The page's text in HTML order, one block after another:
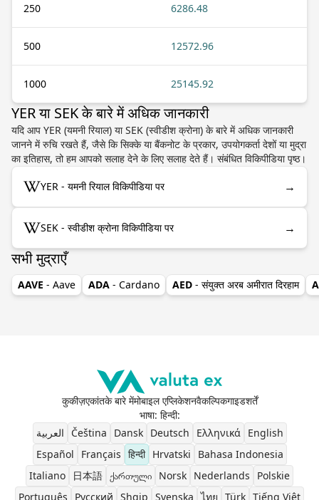
250 6286.48
500 12572.96
1000 25145.92
YER या SEK के बारे में अधिक जानकारी
यदि आप YER (यमनी रियाल) या SEK (स्वीडीश क्रोना) के बारे में अधिक जानकारी
जानने में रुचि रखते हैं, जैसे कि सिक्के या बैंकनोट के प्रकार, उपयोगकर्ता देशों या मुद्रा
का इतिहास, तो हम आपको सलाह देने के लिए सलाह देते हैं। संबंधित विकिपीडिया पृष्ठ।
YER - यमनी रियाल विकिपीडिया पर →
SEK - स्वीडीश क्रोना विकिपीडिया पर →
सभी मुद्राएँ
AAVE - Aave ADA - Cardano AED - संयुक्त अरब अमीरात दिरहाम
कुकीज़एकांतके बारे मेंमोबाइल एप्लिकेशनवैकल्पिकगाइडशर्तें
भाषा: हिन्दी:
العربية
Čeština Dansk Deutsch Ελληνικά
English
Español
Français हिन्दी Hrvatski
Bahasa Indonesia
Italiano
日本語 ქართული Norsk Nederlands
Polskie
Português
Pусский Shqip Svenska ไทย Türk Tiếng Việt